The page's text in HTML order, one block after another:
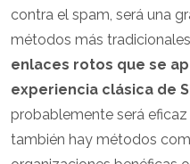
contra el spam, será una
métodos más
enlaces rotos que se
experiencia clásica de
probablemente será
también hay métodos